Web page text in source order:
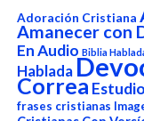
Adoración Cristiana
Amanecer con
En Audio Biblia
Hablada
Correa
frases cristianas